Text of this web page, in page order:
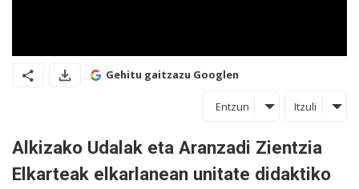
Gehitu gaitzazu Googlen
Entzun Itzuli
Alkizako Udalak eta Aranzadi Zientzia
Elkarteak elkarlanean unitate didaktiko